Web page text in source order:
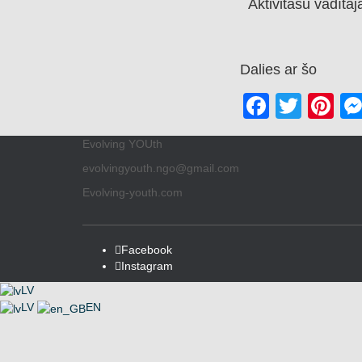
Aktivitāšu
Dalies ar šo
Evolving YOUth
evolvingyouth.ngo@gmail.com
Evolving-youth.com
Facebook
Instagram
LV
LV
EN